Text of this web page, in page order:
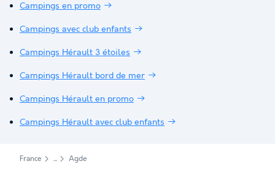
Campings en promo
Campings avec club enfants
Campings Hérault 3 étoiles
Campings Hérault bord de mer
Campings Hérault en promo
Campings Hérault avec club enfants
France Agde